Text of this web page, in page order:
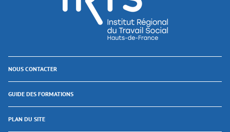
NOUS CONTACTER
GUIDE DES FORMATIONS
PLAN DU SITE